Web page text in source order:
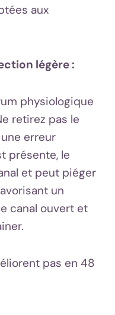
aux
légère :
physiologique
retirez pas le
erreur
présente, le
et peut piéger
un
canal ouvert et
pas en 48